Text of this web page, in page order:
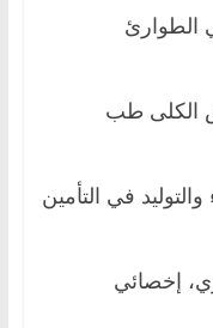
الطوارئ
الكلى طب
في التأمين
إخصائي